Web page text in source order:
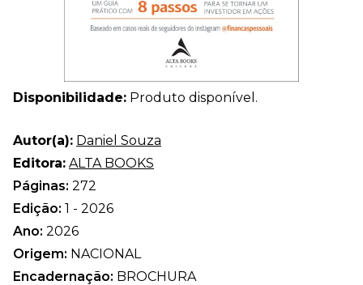
Disponibilidade: Produto disponível.
Autor(a): Daniel Souza
Editora: ALTA BOOKS
Páginas: 272
Edição: 1 - 2026
Ano: 2026
Origem: NACIONAL
Encadernação: BROCHURA